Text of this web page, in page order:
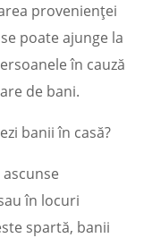
provenienței
poate ajunge la
în cauză
de bani.
banii în casă?
în locuri
spartă, banii